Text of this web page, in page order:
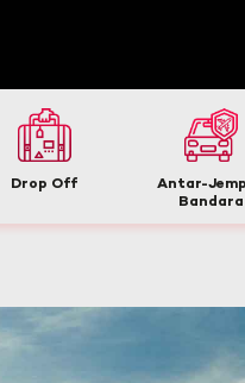
Drop Off
Antar-
Bandara